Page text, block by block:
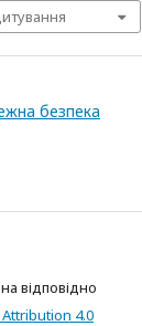
безпека
відповідно
4.0